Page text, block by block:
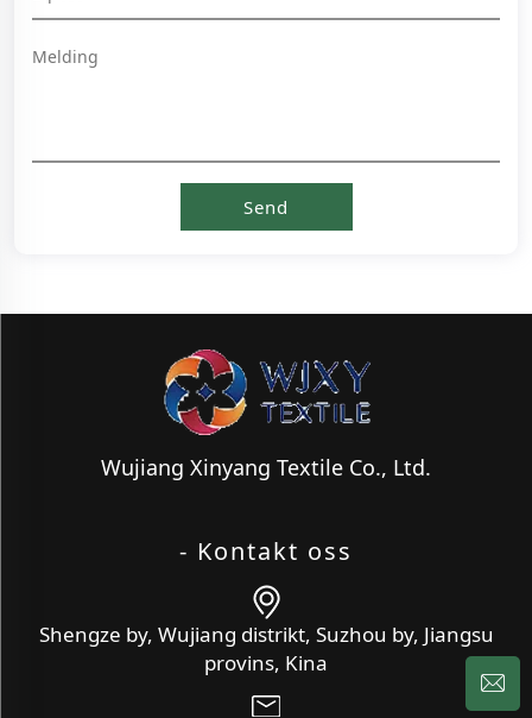
Wujiang Xinyang Textile Co., Ltd.
- Kontakt oss
Shengze by, Wujiang distrikt, Suzhou by, Jiangsu
provins, Kina